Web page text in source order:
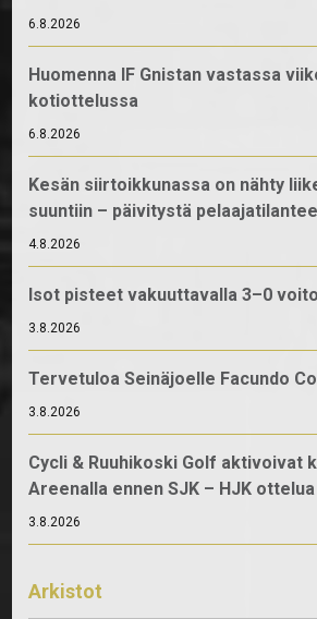
6.8.2026
Huomenna IF Gnistan vastassa
kotiottelussa
6.8.2026
Kesän siirtoikkunassa on nähty
suuntiin – päivitystä
4.8.2026
Isot pisteet vakuuttavalla 3–0
3.8.2026
Tervetuloa Seinäjoelle Facundo
3.8.2026
Cycli & Ruuhikoski Golf aktivoivat
Areenalla ennen SJK – HJK ottelua
3.8.2026
Arkistot